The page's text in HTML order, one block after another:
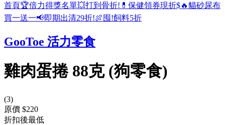
首頁🏆倍力得獎名單💥打到骨折! 💊保健領券現折$🔥貓砂尿布
買一送一📢即期出清29折!🍖囤!飼料5折
GooToe 活力零食
雞肉蛋捲 88克 (狗零食)
(3)
原價 $220
折扣後最低